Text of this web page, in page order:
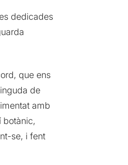
dedicades
que ens
de
amb
botànic,
se, i fent